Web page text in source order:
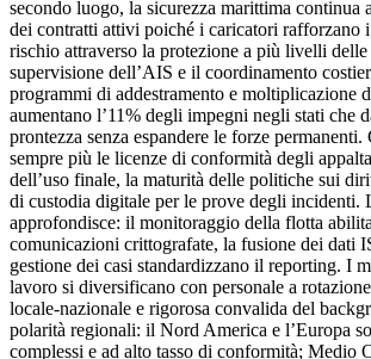
secondo luogo, la sicurezza marittima continua
dei contratti attivi poiché i caricatori rafforzano
rischio attraverso la protezione a più livelli
supervisione dell’AIS e il coordinamento
programmi di addestramento e moltiplicazione
aumentano l’11% degli impegni negli stati che
prontezza senza espandere le forze
sempre più le licenze di conformità degli
dell’uso finale, la maturità delle politiche sui
di custodia digitale per le prove degli incidenti.
approfondisce: il monitoraggio della flotta
comunicazioni crittografate, la fusione dei dati
gestione dei casi standardizzano il reporting. I
lavoro si diversificano con personale a
locale-nazionale e rigorosa convalida del
polarità regionali: il Nord America e l’Europa
complessi e ad alto tasso di conformità; Medio